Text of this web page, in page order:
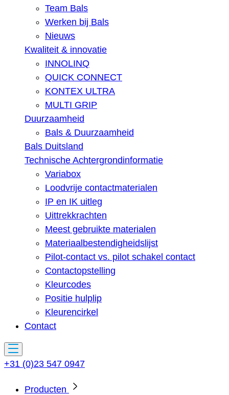
Team Bals
Werken bij Bals
Nieuws
Kwaliteit & innovatie
INNOLINQ
QUICK CONNECT
KONTEX ULTRA
MULTI GRIP
Duurzaamheid
Bals & Duurzaamheid
Bals Duitsland
Technische Achtergrondinformatie
Variabox
Loodvrije contactmaterialen
IP en IK uitleg
Uittrekkrachten
Meest gebruikte materialen
Materiaalbestendigheidslijst
Pilot-contact vs. pilot schakel contact
Contactopstelling
Kleurcodes
Positie hulplip
Kleurencirkel
Contact
+31 (0)23 547 0947
Producten